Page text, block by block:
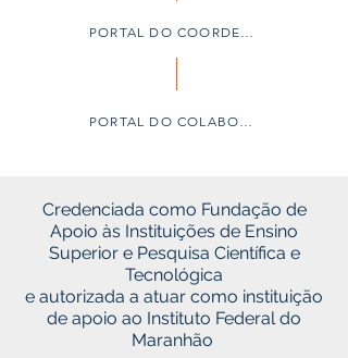
Credenciada como Fundação de
Apoio às Instituições de Ensino
Superior e Pesquisa Científica e
Tecnológica
e autorizada a atuar como instituição
de apoio ao Instituto Federal do
Maranhão